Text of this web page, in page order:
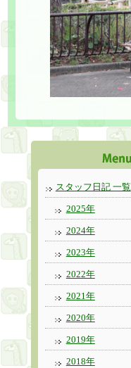
スタッフ日記 一覧
2025年
2024年
2023年
2022年
2021年
2020年
2019年
2018年